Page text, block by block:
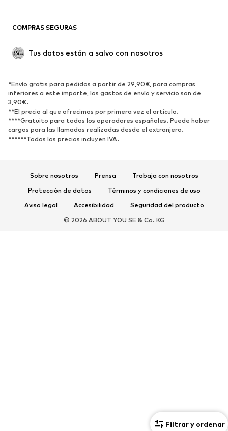
Filtrar y ordenar
Tallas grandes
Reciclado
ZAPATOS
Nuevo
Zapatillas de deporte
Botines
Zapatos de tacón y plataforma Botas
Zapatillas de casa
Exclusivo
COMPRAS SEGURAS
Tus datos están a salvo con nosotros
*Envío gratis para pedidos a partir de 29,90€, para compras
inferiores a este importe, los gastos de envío y servicio son de
3,90€.
**El precio al que ofrecimos por primera vez el artículo.
****Gratuito para todos los operadores españoles. Puede haber
cargos para las llamadas realizadas desde el extranjero.
******Todos los precios incluyen IVA.
Sobre nosotros Prensa
Trabaja con nosotros
Protección de datos
Términos y condiciones de uso
Aviso legal
Accesibilidad
Seguridad del producto
© 2026 ABOUT YOU SE & Co. KG